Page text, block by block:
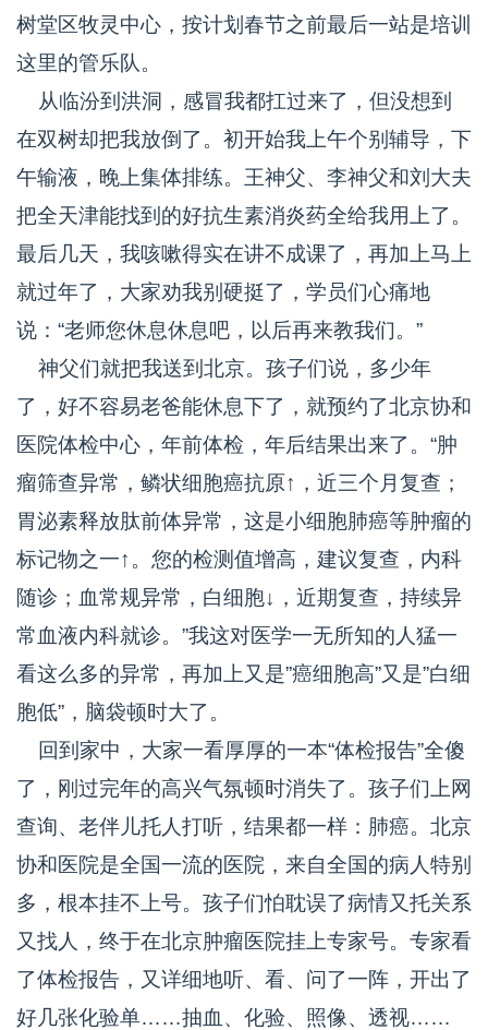
树堂区牧灵中心，按计划春节之前最后一站是培训
这里的管乐队。
从临汾到洪洞，感冒我都扛过来了，但没想到
在双树却把我放倒了。初开始我上午个别辅导，下
午输液，晚上集体排练。王神父、李神父和刘大夫
把全天津能找到的好抗生素消炎药全给我用上了。
最后几天，我咳嗽得实在讲不成课了，再加上马上
就过年了，大家劝我别硬挺了，学员们心痛地
说：“老师您休息休息吧，以后再来教我们。”
神父们就把我送到北京。孩子们说，多少年
了，好不容易老爸能休息下了，就预约了北京协和
医院体检中心，年前体检，年后结果出来了。“肿
瘤筛查异常，鳞状细胞癌抗原↑，近三个月复查；
胃泌素释放肽前体异常，这是小细胞肺癌等肿瘤的
标记物之一↑。您的检测值增高，建议复查，内科
随诊；血常规异常，白细胞↓，近期复查，持续异
常血液内科就诊。”我这对医学一无所知的人猛一
看这么多的异常，再加上又是”癌细胞高”又是”白细
胞低”，脑袋顿时大了。
回到家中，大家一看厚厚的一本“体检报告”全傻
了，刚过完年的高兴气氛顿时消失了。孩子们上网
查询、老伴儿托人打听，结果都一样：肺癌。北京
协和医院是全国一流的医院，来自全国的病人特别
多，根本挂不上号。孩子们怕耽误了病情又托关系
又找人，终于在北京肿瘤医院挂上专家号。专家看
了体检报告，又详细地听、看、问了一阵，开出了
好几张化验单……抽血、化验、照像、透视……